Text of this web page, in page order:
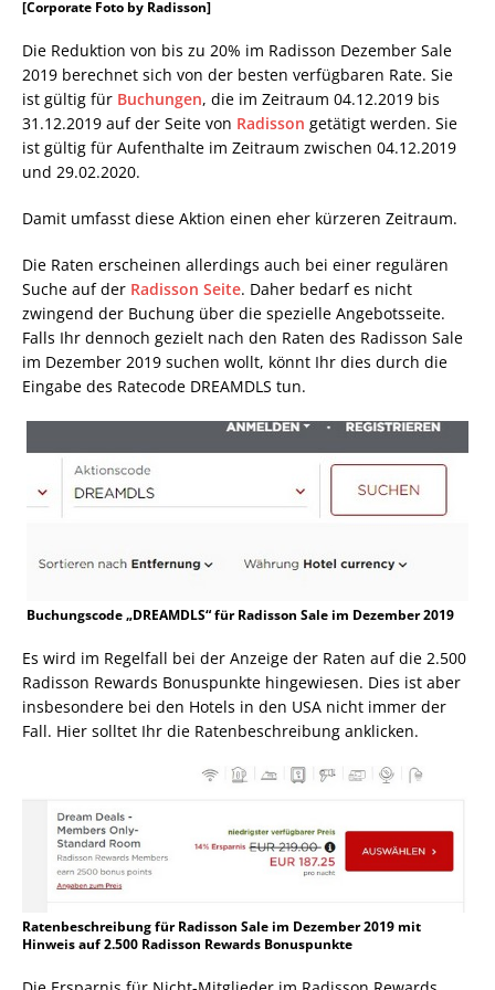
[Corporate Foto by Radisson]
Die Reduktion von bis zu 20% im Radisson Dezember Sale
2019 berechnet sich von der besten verfügbaren Rate. Sie
ist gültig für Buchungen, die im Zeitraum 04.12.2019 bis
31.12.2019 auf der Seite von Radisson getätigt werden. Sie
ist gültig für Aufenthalte im Zeitraum zwischen 04.12.2019
und 29.02.2020.
Damit umfasst diese Aktion einen eher kürzeren Zeitraum.
Die Raten erscheinen allerdings auch bei einer regulären
Suche auf der Radisson Seite. Daher bedarf es nicht
zwingend der Buchung über die spezielle Angebotsseite.
Falls Ihr dennoch gezielt nach den Raten des Radisson Sale
im Dezember 2019 suchen wollt, könnt Ihr dies durch die
Eingabe des Ratecode DREAMDLS tun.
Buchungscode „DREAMDLS“ für Radisson Sale im Dezember 2019
Es wird im Regelfall bei der Anzeige der Raten auf die 2.500
Radisson Rewards Bonuspunkte hingewiesen. Dies ist aber
insbesondere bei den Hotels in den USA nicht immer der
Fall. Hier solltet Ihr die Ratenbeschreibung anklicken.
Ratenbeschreibung für Radisson Sale im Dezember 2019 mit
Hinweis auf 2.500 Radisson Rewards Bonuspunkte